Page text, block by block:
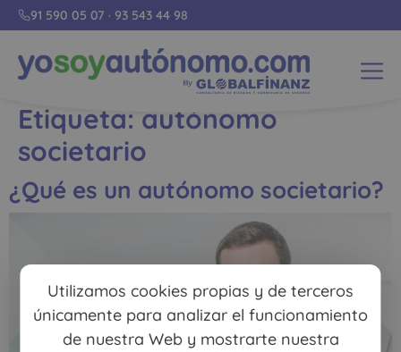
Utilizamos cookies propias y de terceros
únicamente para analizar el funcionamiento
de nuestra Web y mostrarte nuestra
91 590 05 07 · 93 543 44 98
Etiqueta: autónomo
societario
¿Qué es un autónomo societario?